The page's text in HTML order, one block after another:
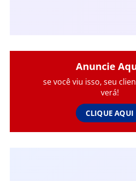
Anuncie
se você viu isso, seu
verá!
CLIQUE AQUI